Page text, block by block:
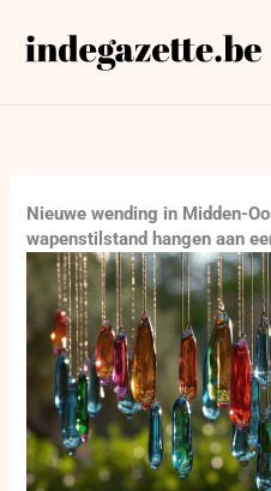
naar
Nieuwe wending in Midden-
wapenstilstand hangen aan